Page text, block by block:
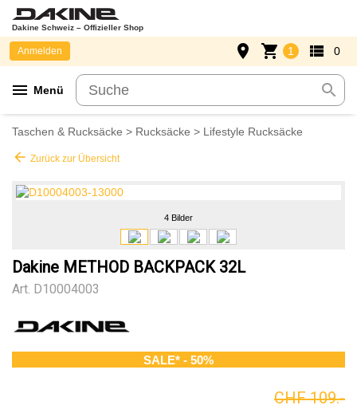
Dakine Schweiz – Offizieller Shop
menu Menü search
Anmelden place shopping_cart 1 view_list 0
Taschen & Rucksäcke > Rucksäcke > Lifestyle Rucksäcke
arrow_back Zurück zur Übersicht
4 Bilder
Dakine METHOD BACKPACK 32L
Art. D10004003
SALE* - 50%
CHF 109.-